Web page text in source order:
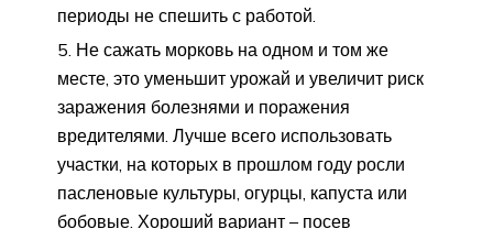
периоды не спешить с работой.
Не сажать морковь на одном и том же
месте, это уменьшит урожай и увеличит риск
заражения болезнями и поражения
вредителями. Лучше всего использовать
участки, на которых в прошлом году росли
пасленовые культуры, огурцы, капуста или
бобовые. Хороший вариант – посев